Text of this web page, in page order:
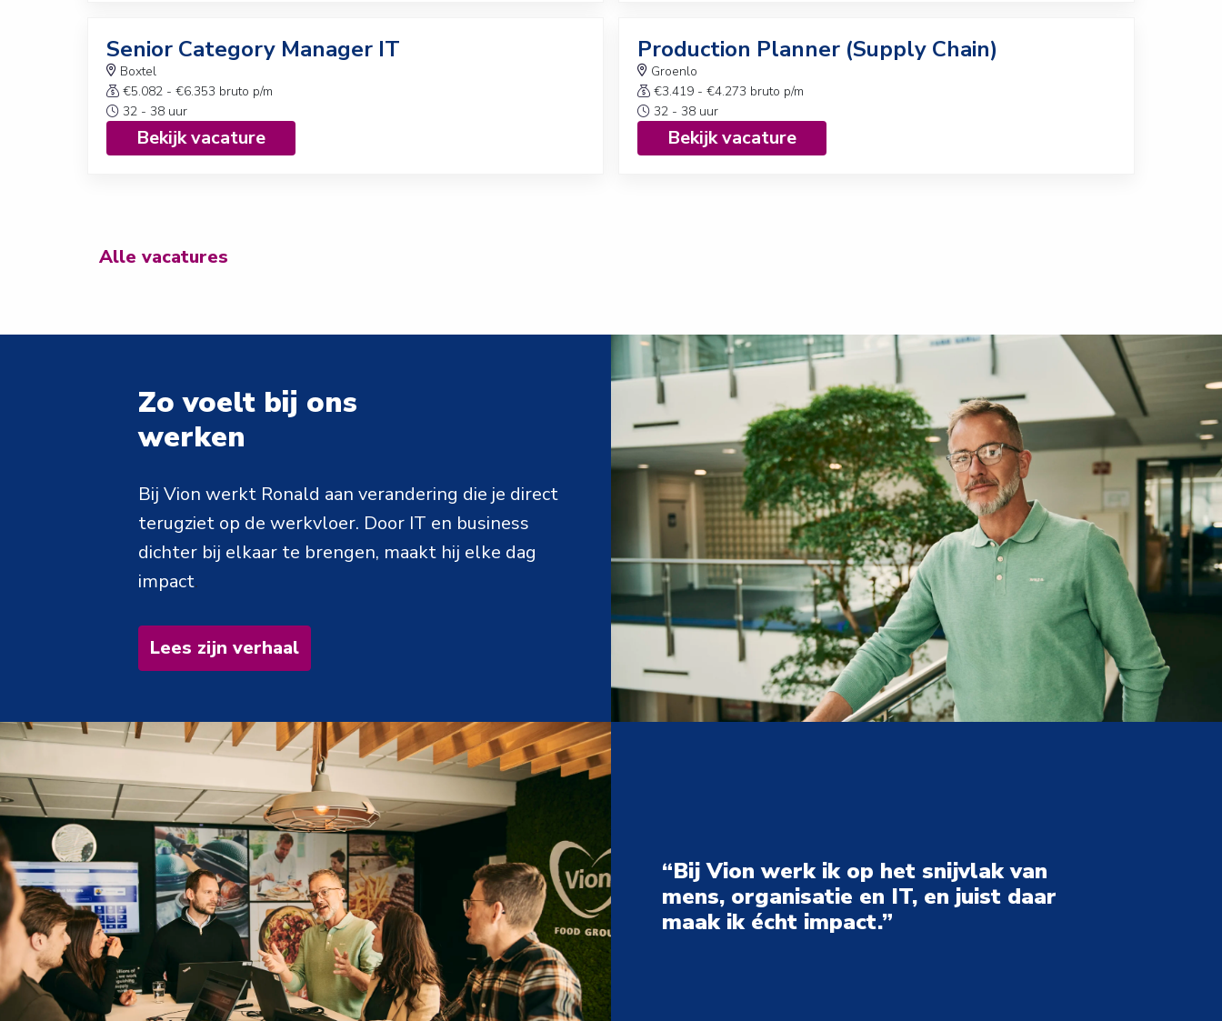
Senior Category Manager IT
Boxtel
€5.082 - €6.353 bruto p/m
32 - 38 uur
Bekijk vacature
Production Planner (Supply Chain)
Groenlo
€3.419 - €4.273 bruto p/m
32 - 38 uur
Bekijk vacature
Alle vacatures
Zo voelt bij ons
werken
Bij Vion werkt Ronald aan verandering die je direct
terugziet op de werkvloer. Door IT en business
dichter bij elkaar te brengen, maakt hij elke dag
impact.
Lees zijn verhaal
“Bij Vion werk ik op het snijvlak van
mens, organisatie en IT, en juist daar